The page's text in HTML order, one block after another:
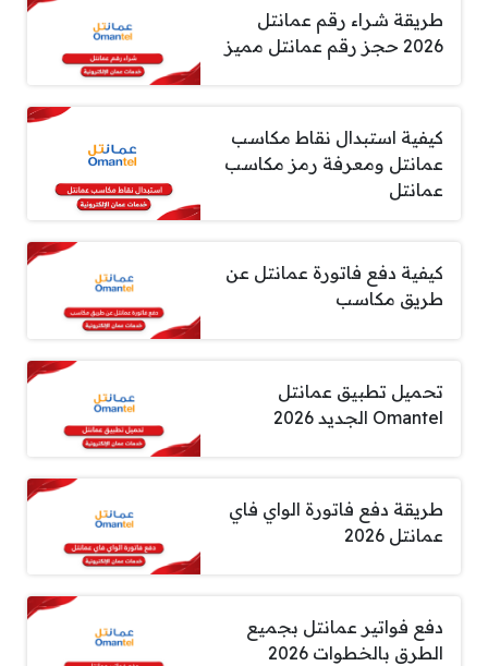
طريقة شراء رقم عمانتل
2026 حجز رقم عمانتل مميز
كيفية استبدال نقاط مكاسب
عمانتل ومعرفة رمز مكاسب
عمانتل
كيفية دفع فاتورة عمانتل عن
طريق مكاسب
تحميل تطبيق عمانتل
Omantel الجديد 2026
طريقة دفع فاتورة الواي فاي
عمانتل 2026
دفع فواتير عمانتل بجميع
الطرق بالخطوات 2026